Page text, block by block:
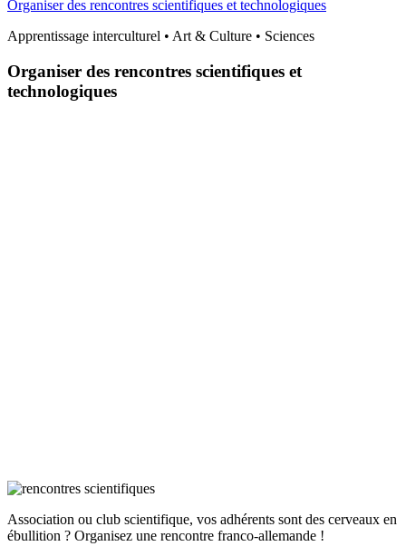
Organiser des rencontres scientifiques et technologiques
Apprentissage interculturel • Art & Culture • Sciences
Organiser des rencontres scientifiques et
technologiques
Association ou club scientifique, vos adhérents sont des cerveaux en
ébullition ? Organisez une rencontre franco-allemande !